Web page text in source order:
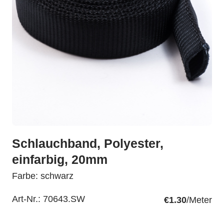
Schlauchband, Polyester,
einfarbig, 20mm
Farbe: schwarz
Art-Nr.: 70643.SW €1.30/Meter